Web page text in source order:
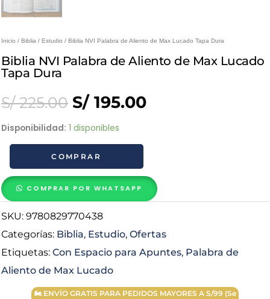
Inicio / Biblia / Estudio / Biblia NVI Palabra de Aliento de Max Lucado Tapa Dura
Biblia NVI Palabra de Aliento de Max Lucado
Tapa Dura
S/225.00 Original
price
was:
S/ 225.00.
S/ 195.00Current
S/ 195.00.
Disponibilidad: 1 disponibles
Biblia
NVI
Aliento
de
Max
Lucado
Tapa
COMPRAR
COMPRAR POR WHATSAPP
SKU: 9780829770438
Categorías: Biblia, Estudio, Ofertas
Etiquetas: Con Espacio para Apuntes, Palabra de
Aliento de Max Lucado
🏍 ENVÍO GRATIS PARA PEDIDOS MAYORES A S/99 (Se